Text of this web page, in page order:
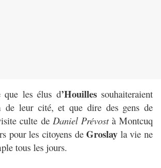
que les élus d’Houillessouhaiteraient
de leur cité, et que dire des gens de
culte de Daniel Prévostà Montcuq
pour les citoyens deGroslay la vie ne
tous les jours.